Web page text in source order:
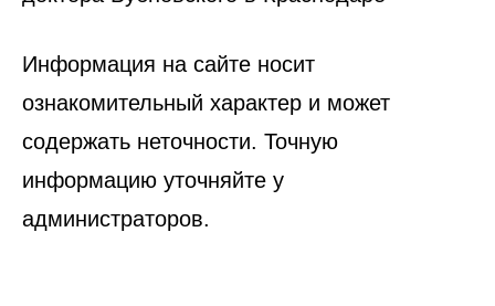
Информация на сайте носит
ознакомительный характер и может
содержать неточности. Точную
информацию уточняйте у
администраторов.